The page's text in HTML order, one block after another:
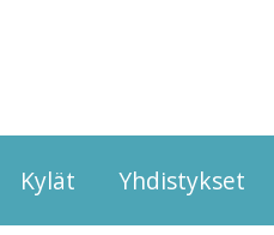
Kylät Yhdistykset